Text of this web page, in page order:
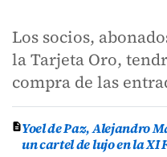
Los socios,
la Tarjeta Oro,
compra de las
Yoel de Paz, Alejandro
un cartel de lujo en la XI